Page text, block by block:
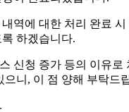
역에 대한 처리 완료
하겠습니다.
신청 증가 등의 이유로
으니, 이 점 양해 부탁드